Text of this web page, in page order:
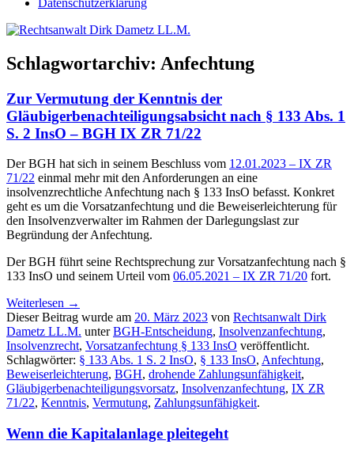
Schlagwortarchiv: Anfechtung
Zur Vermutung der Kenntnis der
Gläubigerbenachteiligungsabsicht nach § 133 Abs. 1
S. 2 InsO – BGH IX ZR 71/22
Der BGH hat sich in seinem Beschluss vom 12.01.2023 – IX ZR
71/22 einmal mehr mit den Anforderungen an eine
insolvenzrechtliche Anfechtung nach § 133 InsO befasst. Konkret
geht es um die Vorsatzanfechtung und die Beweiserleichterung für
den Insolvenzverwalter im Rahmen der Darlegungslast zur
Begründung der Anfechtung.
Der BGH führt seine Rechtsprechung zur Vorsatzanfechtung nach §
133 InsO und seinem Urteil vom 06.05.2021 – IX ZR 71/20 fort.
Weiterlesen →
Dieser Beitrag wurde am 20. März 2023 von Rechtsanwalt Dirk
Dametz LL.M. unterBGH-Entscheidung, Insolvenzanfechtung,
Insolvenzrecht, Vorsatzanfechtung § 133 InsO veröffentlicht.
Schlagwörter: § 133 Abs. 1 S. 2 InsO, § 133 InsO, Anfechtung,
Beweiserleichterung, BGH, drohende Zahlungsunfähigkeit,
Gläubigerbenachteiligungsvorsatz, Insolvenzanfechtung, IX ZR
71/22, Kenntnis, Vermutung, Zahlungsunfähigkeit.
Wenn die Kapitalanlage pleitegeht